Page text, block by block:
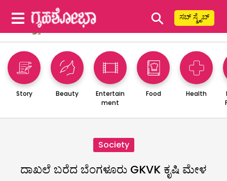
⚲ ಸಬ್ ಸ್ಕ್ರೈಬ್
Story Beauty
Entertain
ment
Food Health
Society
ದಾಖಲೆ ಬರೆದ ಬೆಂಗಳೂರು GKVK ಕೃಷಿ ಮೇಳ